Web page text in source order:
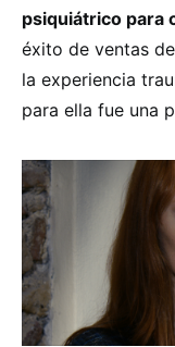
psiquiátrico para
éxito de ventas
la experiencia
para ella fue una